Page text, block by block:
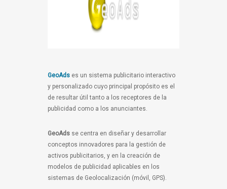
GeoAds es un sistema publicitario interactivo
y personalizado cuyo principal propósito es el
de resultar útil tanto a los receptores de la
publicidad como a los anunciantes.
GeoAds se centra en diseñar y desarrollar
conceptos innovadores para la gestión de
activos publicitarios, y en la creación de
modelos de publicidad aplicables en los
sistemas de Geolocalización (móvil, GPS).